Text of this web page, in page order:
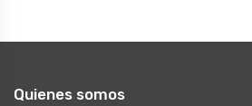
Quienes somos